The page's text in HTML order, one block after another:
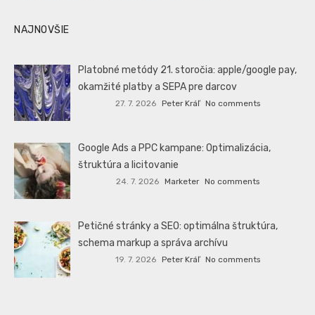
NAJNOVŠIE
Platobné metódy 21. storočia: apple/google pay,
okamžité platby a SEPA pre darcov
27. 7. 2026 Peter Kráľ No comments
Google Ads a PPC kampane: Optimalizácia,
štruktúra a licitovanie
24. 7. 2026 Marketer No comments
Petičné stránky a SEO: optimálna štruktúra,
schema markup a správa archívu
19. 7. 2026 Peter Kráľ No comments